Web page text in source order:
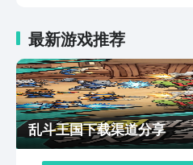
得它很值得一试。希望各位读
备，迎接一场充满悬疑和惊喜
最新游戏推荐
乱斗王国下载渠道分享